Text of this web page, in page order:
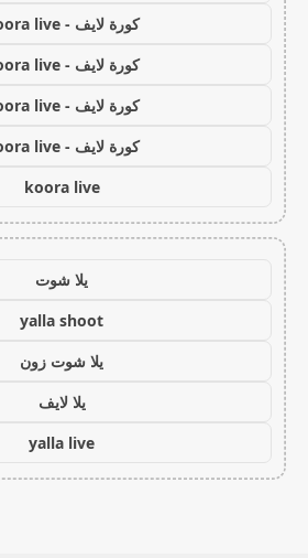
كورة لايف - koora live
كورة لايف - koora live
كورة لايف - koora live
كورة لايف - koora live
koora live
يلا شوت
yalla shoot
يلا شوت زون
يلا لايف
yalla live